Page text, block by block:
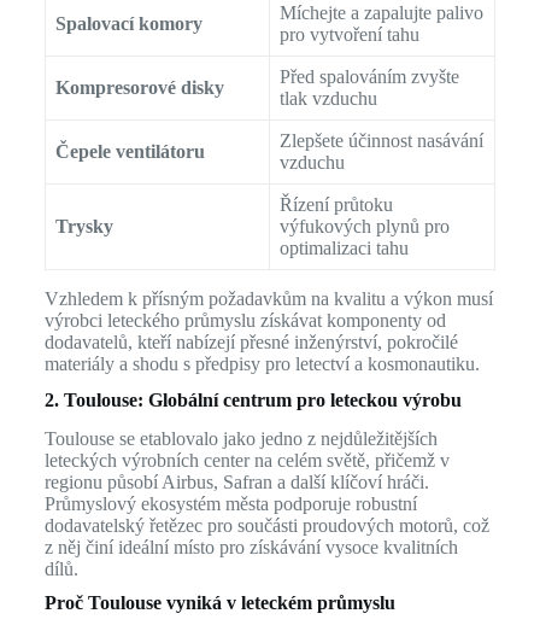
Spalovací komory
Míchejte a zapalujte palivo
pro vytvoření tahu
Kompresorové disky
Před spalováním zvyšte
tlak vzduchu
Čepele ventilátoru
Zlepšete účinnost nasávání
vzduchu
Trysky
Řízení průtoku
výfukových plynů pro
optimalizaci tahu
Vzhledem k přísným požadavkům na kvalitu a výkon musí
výrobci leteckého průmyslu získávat komponenty od
dodavatelů, kteří nabízejí přesné inženýrství, pokročilé
materiály a shodu s předpisy pro letectví a kosmonautiku.
2. Toulouse: Globální centrum pro leteckou výrobu
Toulouse se etablovalo jako jedno z nejdůležitějších
leteckých výrobních center na celém světě, přičemž v
regionu působí Airbus, Safran a další klíčoví hráči.
Průmyslový ekosystém města podporuje robustní
dodavatelský řetězec pro součásti proudových motorů, což
z něj činí ideální místo pro získávání vysoce kvalitních
dílů.
Proč Toulouse vyniká v leteckém průmyslu